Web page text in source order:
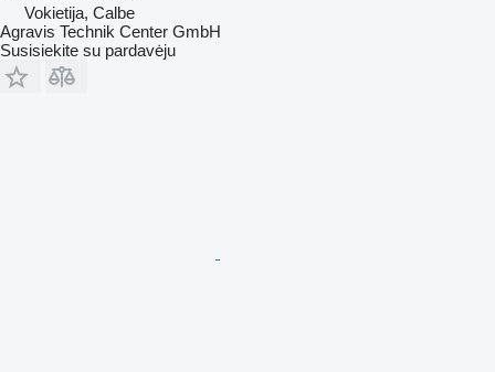
Vokietija, Calbe
Agravis Technik Center GmbH
Susisiekite su pardavėju